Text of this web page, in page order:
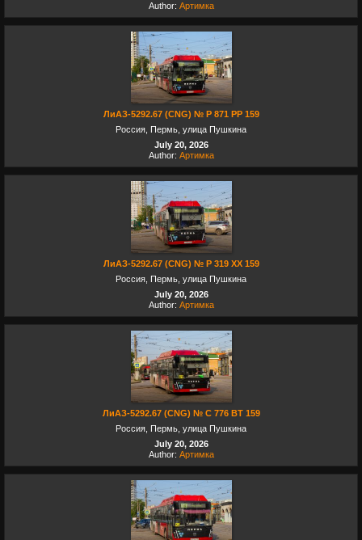
Author: Артимка
ЛиАЗ-5292.67 (CNG) № Р 871 РР 159
Россия, Пермь, улица Пушкина
July 20, 2026
Author: Артимка
ЛиАЗ-5292.67 (CNG) № Р 319 ХХ 159
Россия, Пермь, улица Пушкина
July 20, 2026
Author: Артимка
ЛиАЗ-5292.67 (CNG) № С 776 ВТ 159
Россия, Пермь, улица Пушкина
July 20, 2026
Author: Артимка